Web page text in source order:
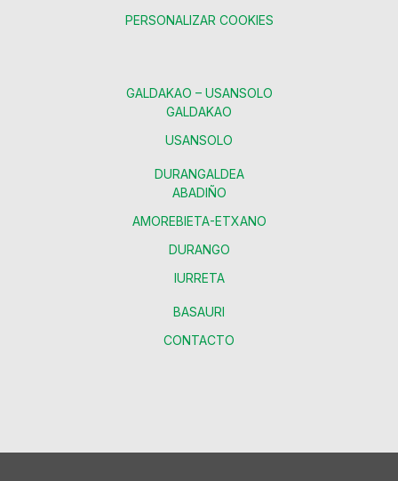
PERSONALIZAR COOKIES
GALDAKAO – USANSOLO
GALDAKAO
USANSOLO
DURANGALDEA
ABADIÑO
AMOREBIETA-ETXANO
DURANGO
IURRETA
BASAURI
CONTACTO